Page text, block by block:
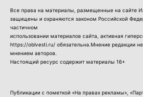
Все права на материалы, размещенные на сайте
защищены и охраняются законом Российской
частичном
использовании материалов сайта, активная
https://oblvesti.ru/ обязательна.Мнение редакции
мнением авторов.
Настоящий ресурс содержит материалы 16+
Публикации с пометкой «На правах рекламы»,